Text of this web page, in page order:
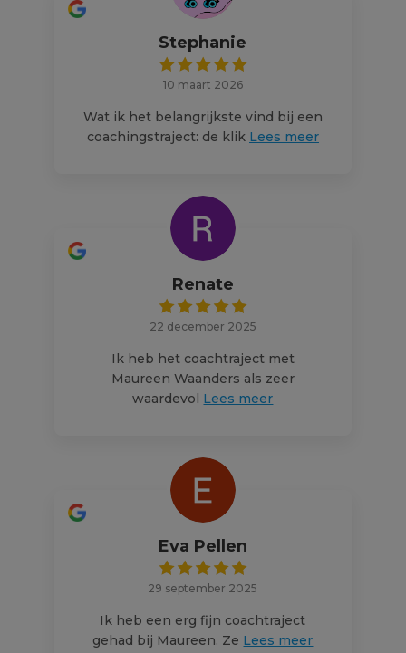
Stephanie
10 maart 2026
Wat ik het belangrijkste vind bij een
coachingstraject: de klik Lees meer
Renate
22 december 2025
Ik heb het coachtraject met
Maureen Waanders als zeer
waardevol Lees meer
Eva Pellen
29 september 2025
Ik heb een erg fijn coachtraject
gehad bij Maureen. Ze Lees meer